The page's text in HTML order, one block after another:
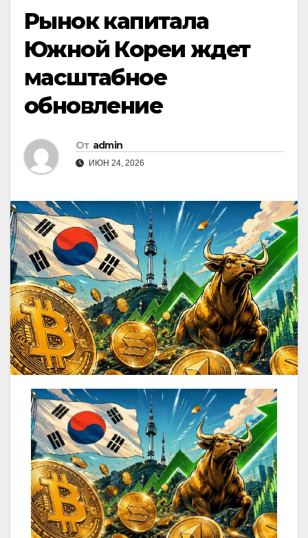
Рынок капитала
Южной Кореи ждет
масштабное
обновление
От admin
ИЮН 24, 2026